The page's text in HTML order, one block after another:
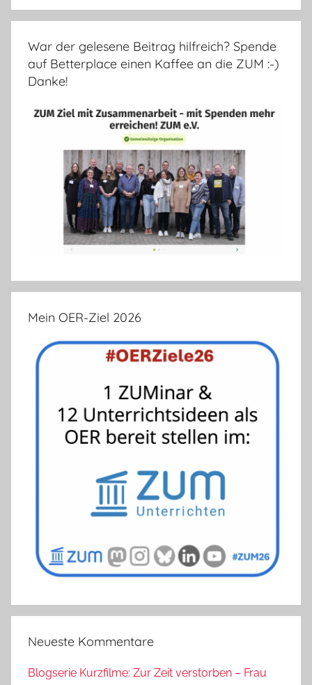
War der gelesene Beitrag hilfreich? Spende
auf Betterplace einen Kaffee an die ZUM :-)
Danke!
Mein OER-Ziel 2026
Neueste Kommentare
Blogserie Kurzfilme: Zur Zeit verstorben – Frau